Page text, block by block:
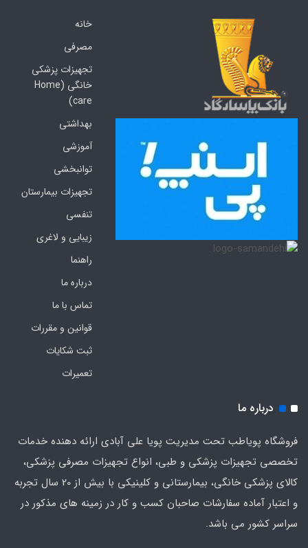
خانه
مصرفی
تجهیزات پزشکی
خانگی (Home
care)
بهداشتی
آموزشی
توانبخشی
تجهیزات بیمارستان
تنفسی
زیبایی و لاغری
راهنما
درباره ما
تماس با ما
قوانین و مقررات
ثبت شکایات
تعمیرات
درباره ما
فروشگاه پویاطب تحت مدیریت پویا علی آبادی ارائه دهنده خدمات
تخصصی تجهیزات پزشکی و طبی، انواع تجهیزات مصرفی پزشکی،
کالای پزشکی خانگی، بیمارستانی و کلینیکی با بیش از 20 سال تجربه
و اعتبار آماده سفارشات صاحبان کسب و کار در زمینه های مذکور در
سراسر کشور می باشد.